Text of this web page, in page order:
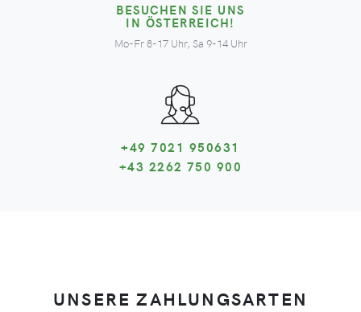
BESUCHEN SIE UNS
IN ÖSTERREICH!
Mo-Fr 8-17 Uhr, Sa 9-14 Uhr
+49 7021 950631
+43 2262 750 900
UNSERE ZAHLUNGSARTEN